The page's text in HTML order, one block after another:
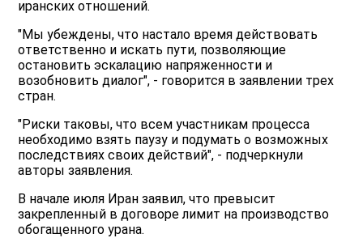
иранских отношений.
"Мы убеждены, что настало время действовать
ответственно и искать пути, позволяющие
остановить эскалацию напряженности и
возобновить диалог", - говорится в заявлении трех
стран.
"Риски таковы, что всем участникам процесса
необходимо взять паузу и подумать о возможных
последствиях своих действий", - подчеркнули
авторы заявления.
В начале июля Иран заявил, что превысит
закрепленный в договоре лимит на производство
обогащенного урана.